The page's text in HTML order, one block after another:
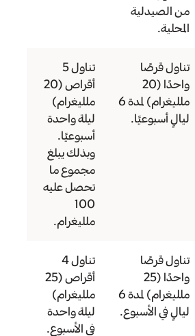
من الصيدلية
المحلية.
تناول قرصًا
واحدًا (20
ملليغرام) لمدة 6
ليالٍ أسبوعيًا.
تناول 5
أقراص (20
ملليغرام)
ليلة واحدة
أسبوعيًا.
وبذلك يبلغ
مجموع ما
تحصل عليه
100
ملليغرام.
تناول قرصًا
واحدًا (25
ملليغرام) لمدة 6
ليالٍ في الأسبوع.
تناول 4
أقراص (25
ملليغرام)
ليلة واحدة
في الأسبوع.